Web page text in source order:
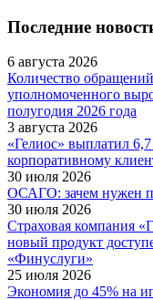
Последние
6 августа 2026
Количество
уполномоченного
полугодия 2026 года
3 августа 2026
«Гелиос» выплатил
корпоративному
30 июля 2026
ОСАГО: зачем нужен
30 июля 2026
Страховая компания
новый продукт
«Финуслуги»
25 июля 2026
Экономия до 45% на